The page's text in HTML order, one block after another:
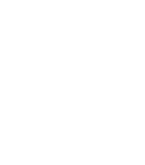
uhlazení povrchu vysoce
emise - třída EC1 Plus